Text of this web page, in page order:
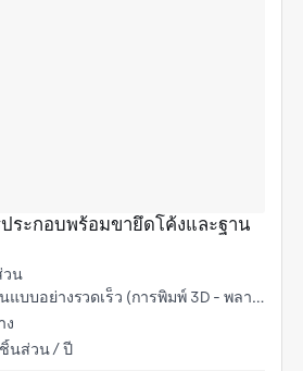
ระกอบพร้อมขายึดโค้งและฐาน
น
บบอย่างรวดเร็ว (การพิมพ์ 3D - พลาสติก)
ง
นส่วน / ปี